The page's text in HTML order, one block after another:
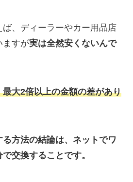
、ディーラーやカー用品店
ますが実は全然安くないんで
大2倍以上の金額の差があり
方法の結論は、ネットでワ
交換することです。